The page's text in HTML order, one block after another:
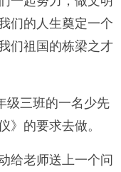
们的人生奠定一个
们祖国的栋梁之才
级三班的一名少先
》的要求去做。
给老师送上一个问